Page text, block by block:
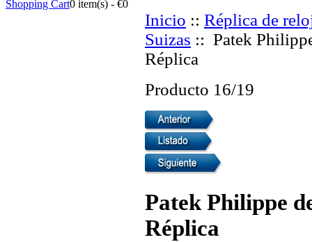
Shopping Cart0 item(s) - €0
Inicio :: Réplica de
Suizas :: Patek
Réplica
Producto 16/19
Patek Philippe
Réplica